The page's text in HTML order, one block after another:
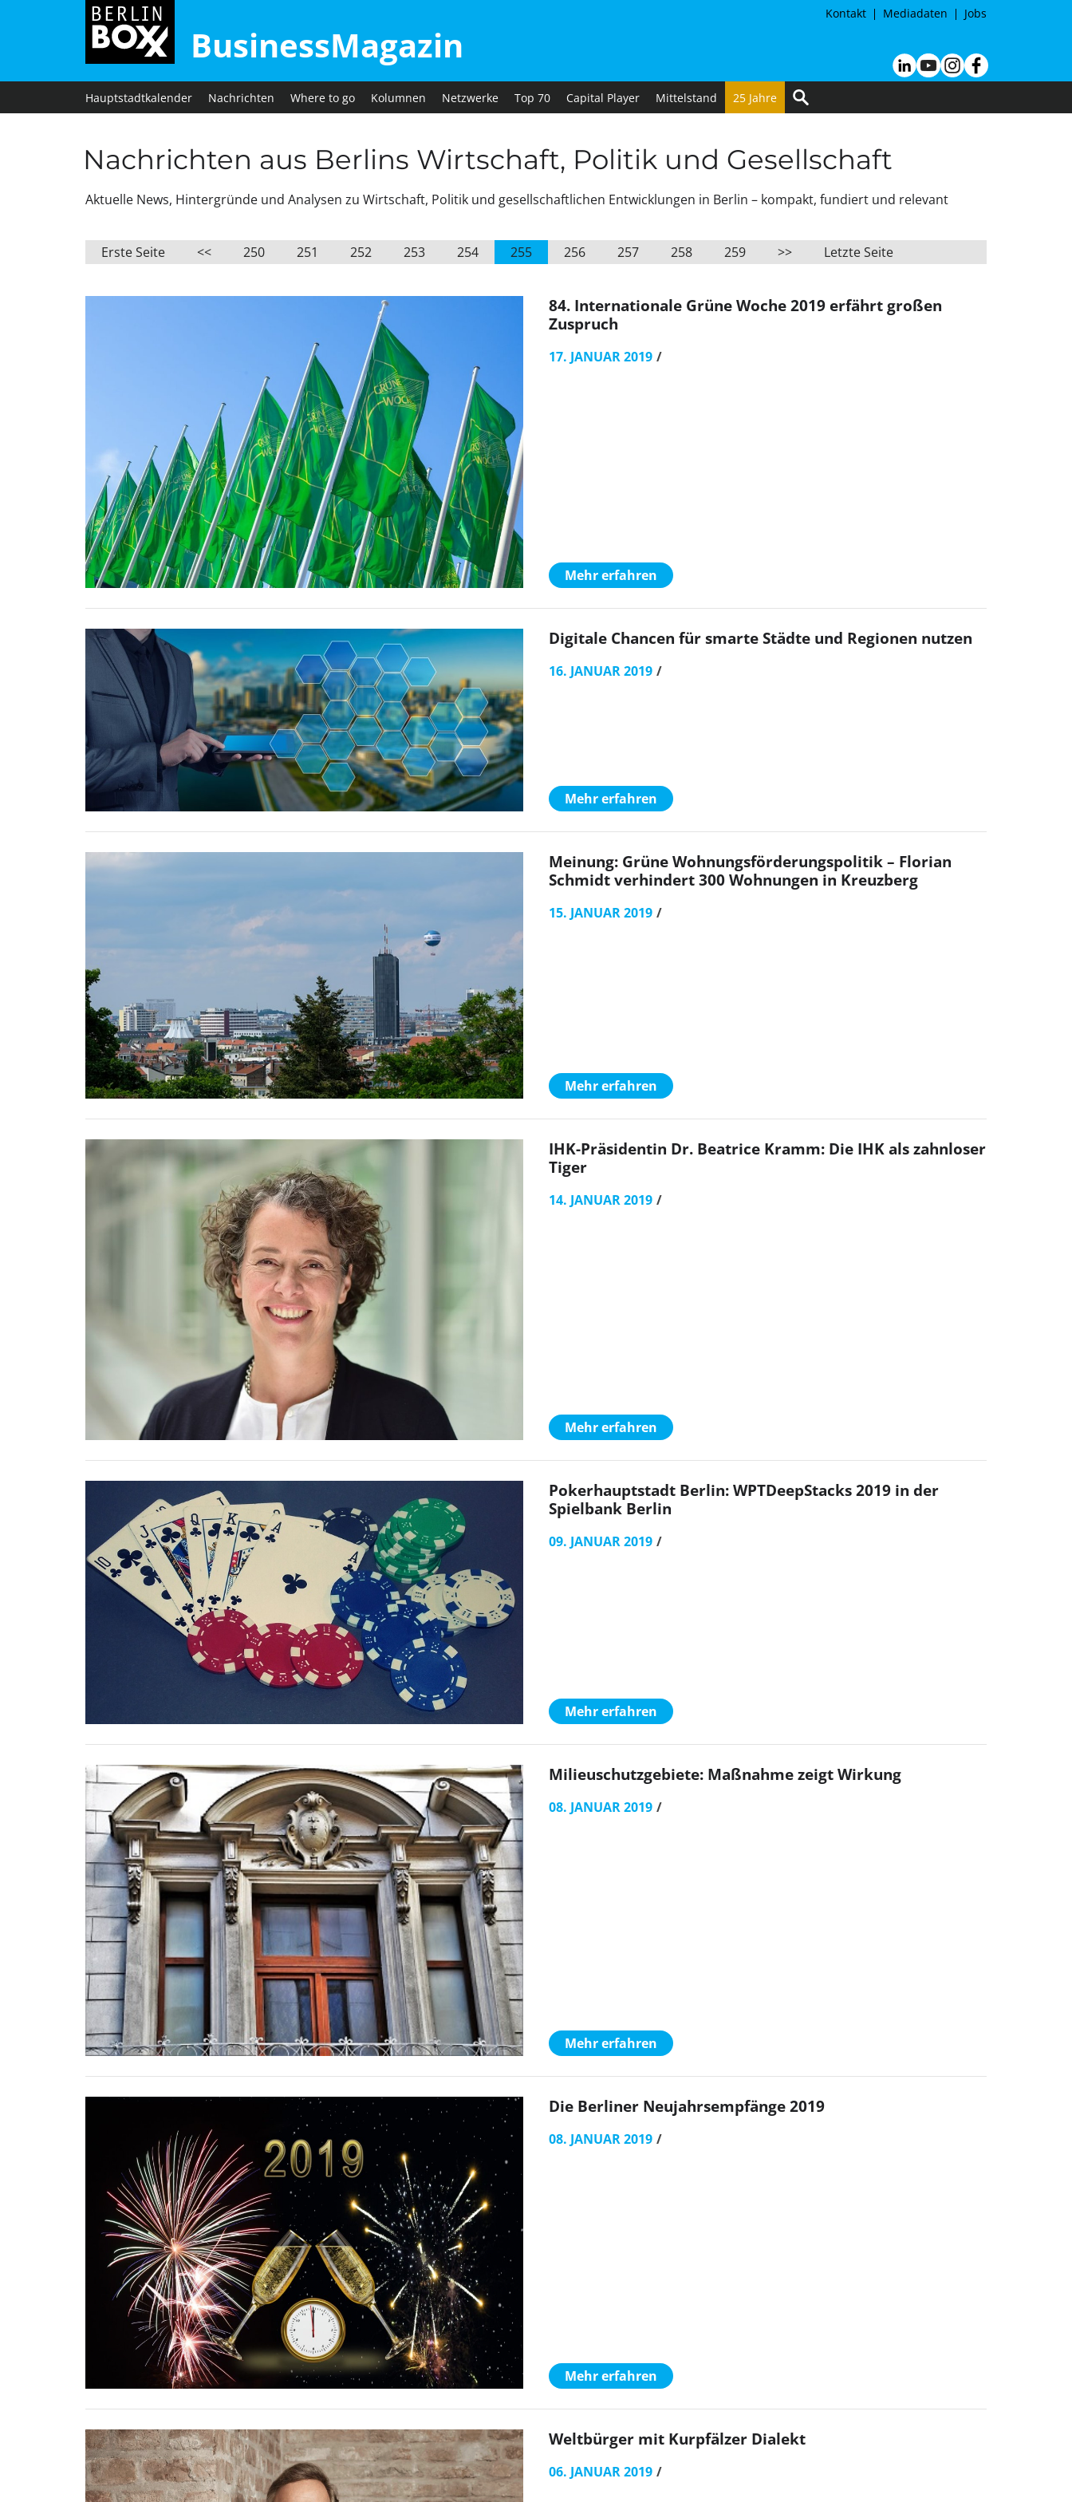
BusinessMagazin
Kontakt Mediadaten Jobs
Hauptstadtkalender Nachrichten Where to go Kolumnen Netzwerke Top 70 Capital Player Mittelstand 25 Jahre
Nachrichten aus Berlins Wirtschaft, Politik und Gesellschaft
Aktuelle News, Hintergründe und Analysen zu Wirtschaft, Politik und gesellschaftlichen Entwicklungen in Berlin – kompakt, fundiert und relevant
Erste Seite << 250 251 252 253 254 255 256 257 258 259 >> Letzte Seite
84. Internationale Grüne Woche 2019 erfährt großen
Zuspruch
17. JANUAR 2019
Mehr erfahren
Digitale Chancen für smarte Städte und Regionen nutzen
16. JANUAR 2019
Mehr erfahren
Meinung: Grüne Wohnungsförderungspolitik – Florian
Schmidt verhindert 300 Wohnungen in Kreuzberg
15. JANUAR 2019
Mehr erfahren
IHK-Präsidentin Dr. Beatrice Kramm: Die IHK als zahnloser
Tiger
14. JANUAR 2019
Mehr erfahren
Pokerhauptstadt Berlin: WPTDeepStacks 2019 in der
Spielbank Berlin
09. JANUAR 2019
Mehr erfahren
Milieuschutzgebiete: Maßnahme zeigt Wirkung
08. JANUAR 2019
Mehr erfahren
Die Berliner Neujahrsempfänge 2019
08. JANUAR 2019
Mehr erfahren
Weltbürger mit Kurpfälzer Dialekt
06. JANUAR 2019